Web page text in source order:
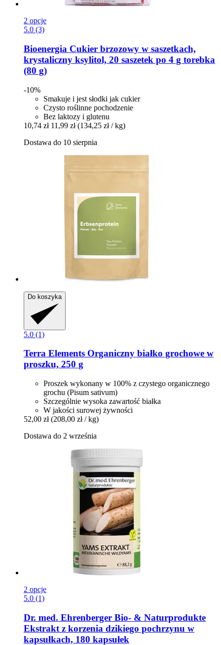
2 opcje
5.0 (3)
Bioenergia Cukier brzozowy w saszetkach,
krystaliczny ksylitol, 20 saszetek po 4 g torebka
(80 g)
-10%
Smakuje i jest słodki jak cukier
Czysto roślinne pochodzenie
Bez laktozy i glutenu
10,74 zł 11,99 zł (134,25 zł / kg)
Dostawa do 10 sierpnia
Do koszyka
5.0 (1)
Terra Elements Organiczny białko grochowe w
proszku, 250 g
Proszek wykonany w 100% z czystego organicznego
grochu (Pisum sativum)
Szczególnie wysoka zawartość białka
W jakości surowej żywności
52,00 zł (208,00 zł / kg)
Dostawa do 2 września
2 opcje
5.0 (1)
Dr. med. Ehrenberger Bio- & Naturprodukte
Ekstrakt z korzenia dzikiego pochrzynu w
kapsułkach, 180 kapsułek